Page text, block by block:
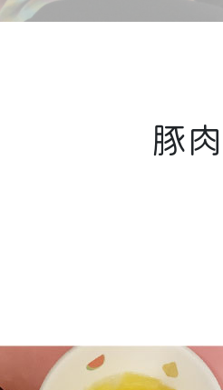
豚